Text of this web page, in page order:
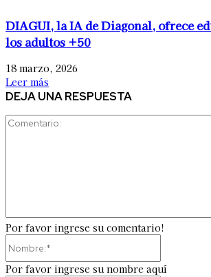
DIAGUI, la IA de Diagonal, ofrece
los adultos +50
18 marzo, 2026
Leer más
DEJA UNA RESPUESTA
Por favor ingrese su comentario!
Por favor ingrese su nombre aquí